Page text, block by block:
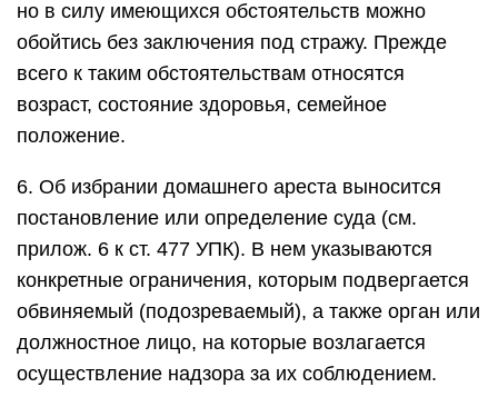
но в силу имеющихся обстоятельств можно
обойтись без заключения под стражу. Прежде
всего к таким обстоятельствам относятся
возраст, состояние здоровья, семейное
положение.
6. Об избрании домашнего ареста выносится
постановление или определение суда (см.
прилож. 6 к ст. 477 УПК). В нем указываются
конкретные ограничения, которым подвергается
обвиняемый (подозреваемый), а также орган или
должностное лицо, на которые возлагается
осуществление надзора за их соблюдением.